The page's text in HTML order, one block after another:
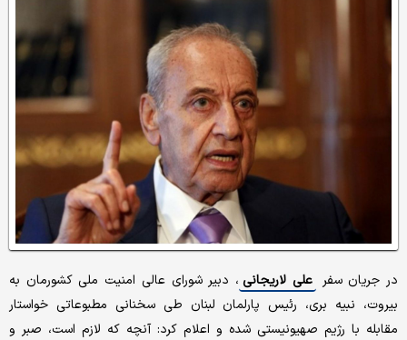
در جریان سفر علی لاریجانی ، دبیر شورای عالی امنیت ملی کشورمان به
بیروت، نبیه بری، رئیس پارلمان لبنان طی سخنانی مطبوعاتی خواستار
مقابله با رژیم صهیونیستی شده و اعلام کرد: آنچه که لازم است، صبر و